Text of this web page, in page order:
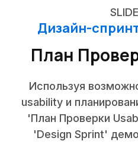
Дизайн-
План
Используя
usability и
'План Проверки
'Design Sprint'